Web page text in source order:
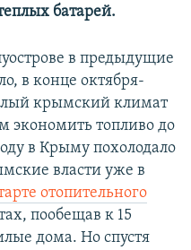
батарей.
в предыдущие
в конце октября-
крымский климат
экономить топливо до
в Крыму похолодало
власти уже в
отопительного
пообещав к 15
дома. Но спустя